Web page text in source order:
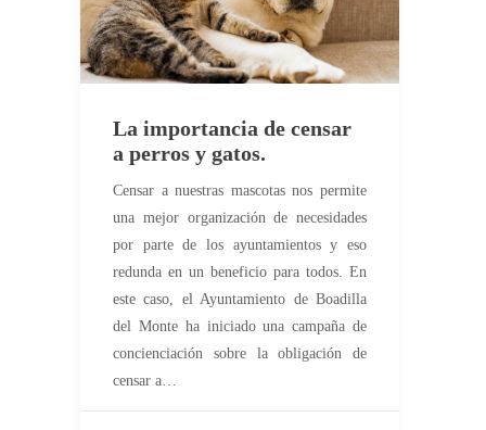
La importancia de censar
a perros y gatos.
Censar a nuestras mascotas nos permite
una mejor organización de necesidades
por parte de los ayuntamientos y eso
redunda en un beneficio para todos. En
este caso, el Ayuntamiento de Boadilla
del Monte ha iniciado una campaña de
concienciación sobre la obligación de
censar a…